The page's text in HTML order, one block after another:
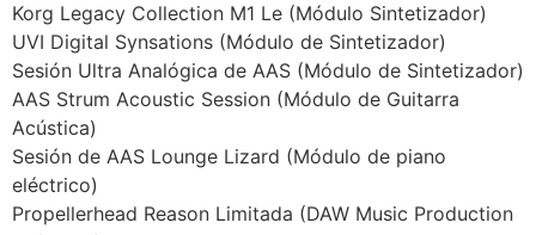
Korg Legacy Collection M1 Le (Módulo Sintetizador)
UVI Digital Synsations (Módulo de Sintetizador)
Sesión Ultra Analógica de AAS (Módulo de Sintetizador)
AAS Strum Acoustic Session (Módulo de Guitarra
Acústica)
Sesión de AAS Lounge Lizard (Módulo de piano
eléctrico)
Propellerhead Reason Limitada (DAW Music Production